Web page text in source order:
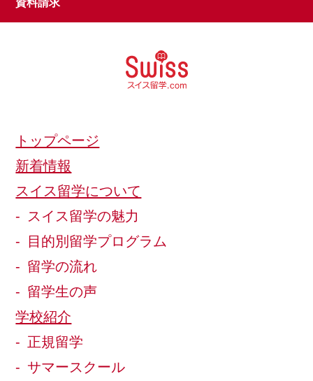
資料請求
トップページ
新着情報
スイス留学について
スイス留学の魅力
目的別留学プログラム
留学の流れ
留学生の声
学校紹介
正規留学
サマースクール